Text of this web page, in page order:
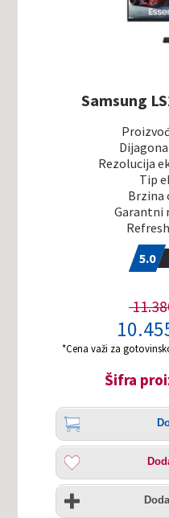
Samsung
Rezolucija
Tip
Brzina
Garantni
5.0
*Cena važi za
Šifra
Količina
Dodaj
korpu
Dodaj
listu
želja
Uporedi